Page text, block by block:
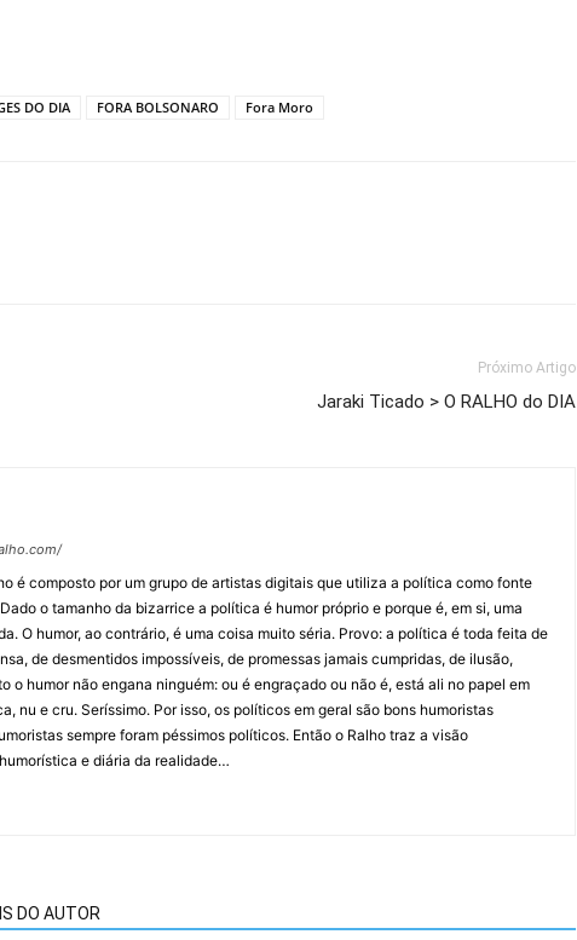
DO DIA FORA BOLSONARO Fora Moro
Próximo Artigo
Jaraki Ticado > O RALHO do DIA
é composto por um grupo de artistas digitais que utiliza a política como fonte
o tamanho da bizarrice a política é humor próprio e porque é, em si, uma
O humor, ao contrário, é uma coisa muito séria. Provo: a política é toda feita de
de desmentidos impossíveis, de promessas jamais cumpridas, de ilusão,
o humor não engana ninguém: ou é engraçado ou não é, está ali no papel em
nu e cru. Seríssimo. Por isso, os políticos em geral são bons humoristas
sempre foram péssimos políticos. Então o Ralho traz a visão
e diária da realidade…
DO AUTOR